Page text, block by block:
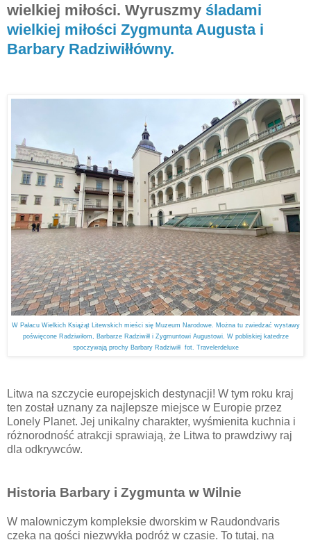
wielkiej miłości. Wyruszmy śladami
wielkiej miłości Zygmunta Augusta i
Barbary Radziwiłłówny.
W Pałacu Wielkich Książąt Litewskich mieści się Muzeum Narodowe. Można tu zwiedzać wystawy
poświęcone Radziwiłom, Barbarze Radziwiłł i Zygmuntowi Augustowi. W pobliskiej katedrze
spoczywają prochy Barbary Radziwiłł fot. Travelerdeluxe
Litwa na szczycie europejskich destynacji! W tym roku kraj
ten został uznany za najlepsze miejsce w Europie przez
Lonely Planet. Jej unikalny charakter, wyśmienita kuchnia i
różnorodność atrakcji sprawiają, że Litwa to prawdziwy raj
dla odkrywców.
Historia Barbary i Zygmunta w Wilnie
W malowniczym kompleksie dworskim w Raudondvaris
czeka na gości niezwykła podróż w czasie. To tutaj, na